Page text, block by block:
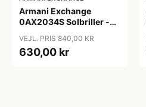
Armani Exchange
0AX2034S Solbriller -
VEJL. PRIS 840,00 KR
630,00 kr